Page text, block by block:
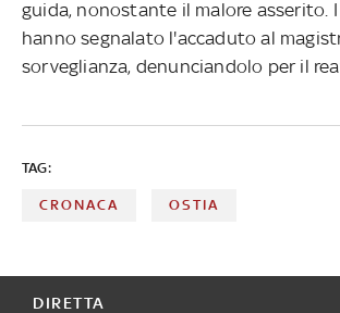
guida, nonostante il malore asserito.
hanno segnalato l'accaduto al
sorveglianza, denunciandolo per il
TAG:
CRONACA OSTIA
DIRETTA